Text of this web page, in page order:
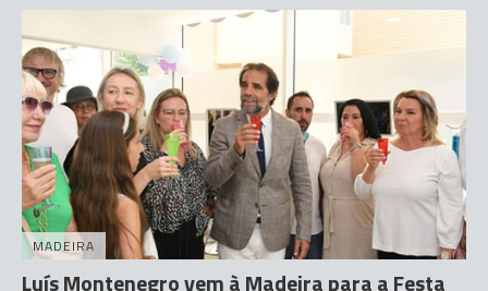
MADEIRA
Luís Montenegro vem à Madeira para a Festa